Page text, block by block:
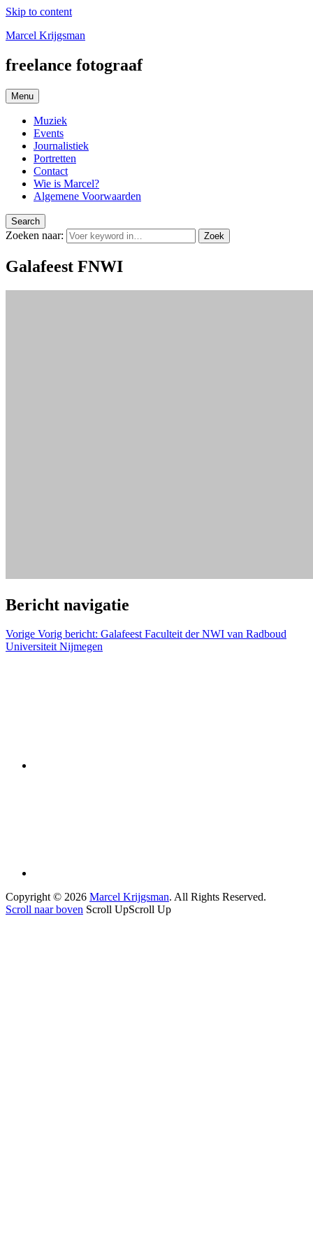
Skip to content
Marcel Krijgsman
freelance fotograaf
Menu
Muziek
Events
Journalistiek
Portretten
Contact
Wie is Marcel?
Algemene Voorwaarden
Search
Zoeken naar: Zoek
Galafeest FNWI
Bericht navigatie
Vorige Vorig bericht: Galafeest Faculteit der NWI van Radboud
Universiteit Nijmegen
Copyright © 2026 Marcel Krijgsman. All Rights Reserved.
Scroll naar boven Scroll UpScroll Up